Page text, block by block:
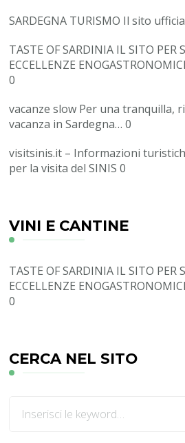
SARDEGNA TURISMO Il sito
TASTE OF SARDINIA IL SITO PER
ECCELLENZE
0
vacanze slow Per una tranquilla,
vacanza in Sardegna… 0
visitsinis.it – Informazioni
per la visita del SINIS 0
VINI E CANTINE
TASTE OF SARDINIA IL SITO PER
ECCELLENZE
0
CERCA NEL SITO
qualcosa?